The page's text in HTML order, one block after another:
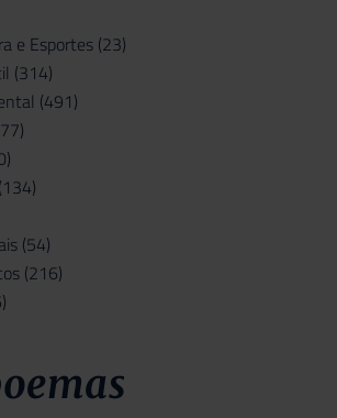
e Esportes (23)
(314)
(491)
(134)
(54)
(216)